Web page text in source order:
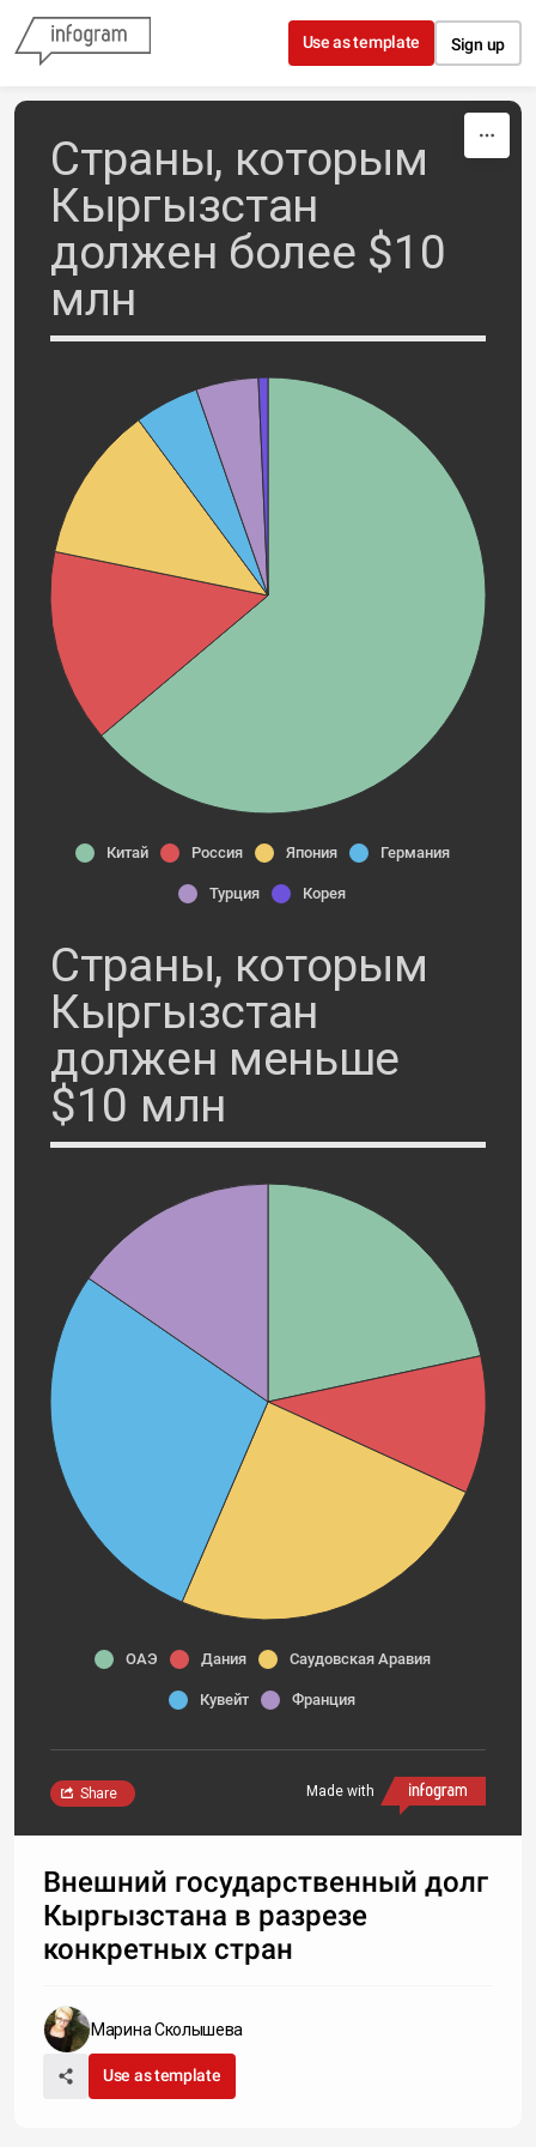
Skip to content
Use as template Sign up
Страны, которым
Кыргызстан
должен более $10
млн
Китай Россия Япония Германия
Турция Корея
Страны, которым
Кыргызстан
должен меньше
$10 млн
ОАЭ Дания Саудовская Аравия
Кувейт Франция
Made with
Share
Внешний государственный долг
Кыргызстана в разрезе
конкретных стран
Марина Сколышева
Use as template